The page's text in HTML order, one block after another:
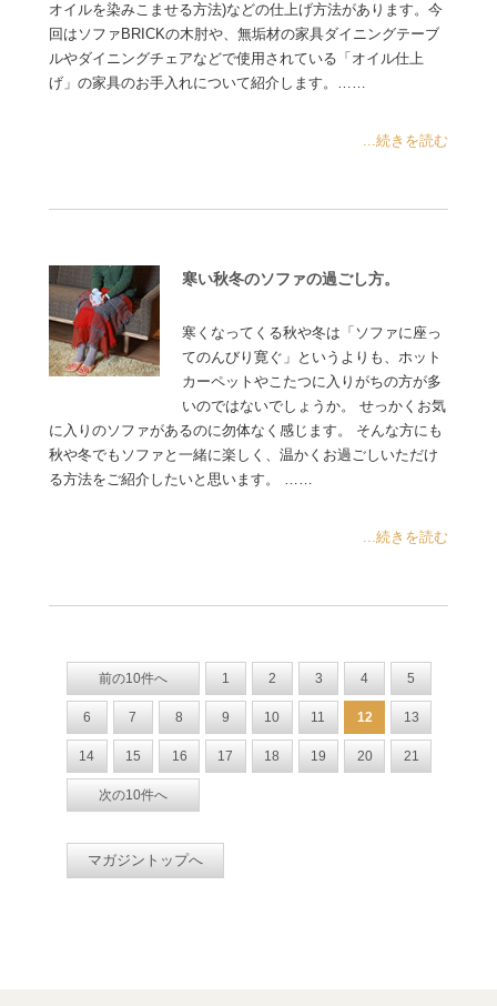
オイルを染みこませる方法)などの仕上げ方法があります。今
回はソファBRICKの木肘や、無垢材の家具ダイニングテーブ
ルやダイニングチェアなどで使用されている「オイル仕上
げ」の家具のお手入れについて紹介します。……
...続きを読む
寒い秋冬のソファの過ごし方。
寒くなってくる秋や冬は「ソファに座っ
てのんびり寛ぐ」というよりも、ホット
カーペットやこたつに入りがちの方が多
いのではないでしょうか。 せっかくお気
に入りのソファがあるのに勿体なく感じます。 そんな方にも
秋や冬でもソファと一緒に楽しく、温かくお過ごしいただけ
る方法をご紹介したいと思います。 ……
...続きを読む
前の10件へ 1 2 3 4 5
6 7 8 9 10 11 12 13
14 15 16 17 18 19 20 21
次の10件へ
マガジントップへ